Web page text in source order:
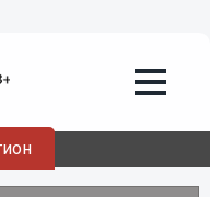
соблюдать режим